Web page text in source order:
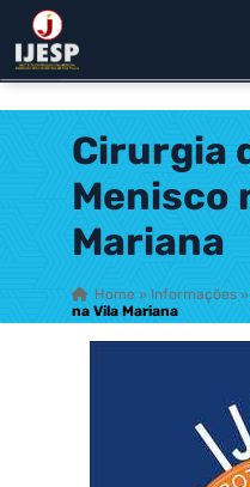
Cirurgia
Menisco
Mariana
Home » Informações »
na Vila Mariana